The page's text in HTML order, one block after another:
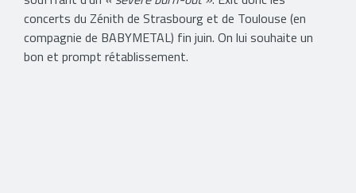
concerts du Zénith de Strasbourg et de Toulouse (en
compagnie de BABYMETAL) fin juin. On lui souhaite un
bon et prompt rétablissement.